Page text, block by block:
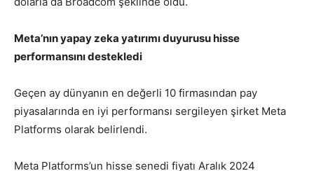
Meta’nın yapay zeka yatırımı duyurusu hisse
performansını destekledi
Geçen ay dünyanın en değerli 10 firmasından pay
piyasalarında en iyi performansı sergileyen şirket Meta
Platforms olarak belirlendi.
Meta Platforms’un hisse senedi fiyatı Aralık 2024